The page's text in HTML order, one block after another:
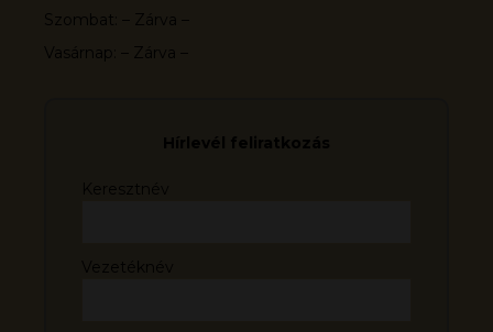
Szombat: – Zárva –
Vasárnap: – Zárva –